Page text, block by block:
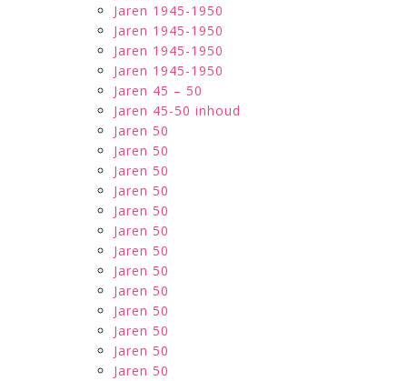
Jaren 1945-1950
Jaren 1945-1950
Jaren 1945-1950
Jaren 1945-1950
Jaren 45 – 50
Jaren 45-50 inhoud
Jaren 50
Jaren 50
Jaren 50
Jaren 50
Jaren 50
Jaren 50
Jaren 50
Jaren 50
Jaren 50
Jaren 50
Jaren 50
Jaren 50
Jaren 50